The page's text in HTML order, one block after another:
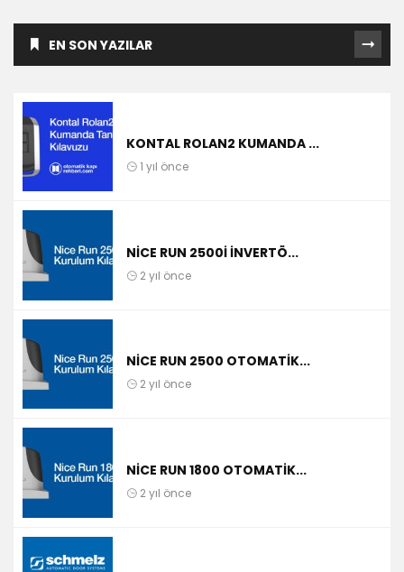
EN SON YAZILAR
KONTAL ROLAN2 KUMANDA ...
1 yıl önce
NICE RUN 2500I İNVERTÖ...
2 yıl önce
NICE RUN 2500 OTOMATIK...
2 yıl önce
NICE RUN 1800 OTOMATIK...
2 yıl önce